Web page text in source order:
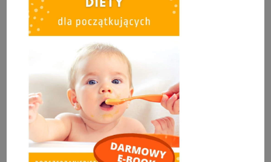
Kategoria:BLW przepisy
Znajdziesz tu nasze najnowsze przepisy
do rozszerzania diety metodą BLW
(Baby-led weaning). Możesz korzystać z
nich także przy tradycyjnym rozszerzaniu
diety, lub mogą być one także
wykorzystane dla starszych dzieci.